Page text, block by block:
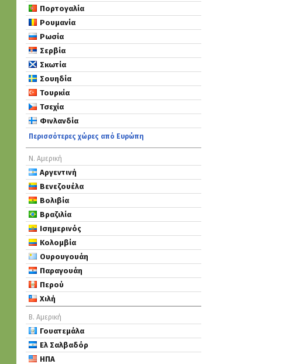
Πορτογαλία
Ρουμανία
Ρωσία
Σερβία
Σκωτία
Σουηδία
Τουρκία
Τσεχία
Φινλανδία
Περισσότερες χώρες από Ευρώπη
Ν. Αμερική
Αργεντινή
Βενεζουέλα
Βολιβία
Βραζιλία
Ισημερινός
Κολομβία
Ουρουγουάη
Παραγουάη
Περού
Χιλή
Β. Αμερική
Γουατεμάλα
Ελ Σαλβαδόρ
ΗΠΑ